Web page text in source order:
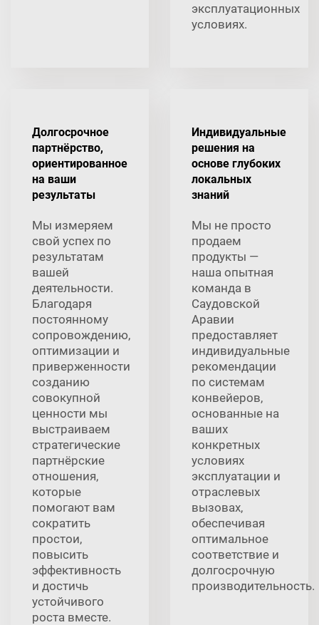
эксплуатационных
условиях.
Долгосрочное
партнёрство,
ориентированное
на ваши
результаты
Мы измеряем
свой успех по
результатам
вашей
деятельности.
Благодаря
постоянному
сопровождению,
оптимизации и
приверженности
созданию
совокупной
ценности мы
выстраиваем
стратегические
партнёрские
отношения,
которые
помогают вам
сократить
простои,
повысить
эффективность
и достичь
устойчивого
роста вместе.
Индивидуальные
решения на
основе глубоких
локальных
знаний
Мы не просто
продаем
продукты —
наша опытная
команда в
Саудовской
Аравии
предоставляет
индивидуальные
рекомендации
по системам
конвейеров,
основанные на
ваших
конкретных
условиях
эксплуатации и
отраслевых
вызовах,
обеспечивая
оптимальное
соответствие и
долгосрочную
производительность.